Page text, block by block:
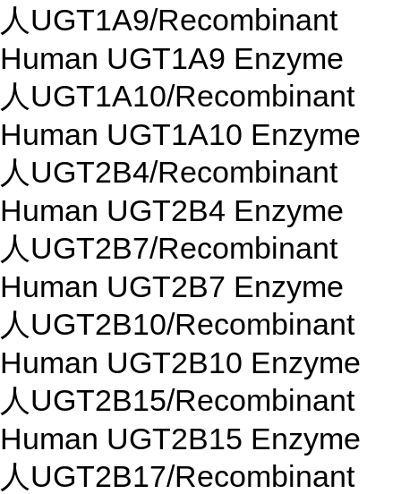
人UGT1A9/Recombinant
Human UGT1A9 Enzyme
人UGT1A10/Recombinant
Human UGT1A10 Enzyme
人UGT2B4/Recombinant
Human UGT2B4 Enzyme
人UGT2B7/Recombinant
Human UGT2B7 Enzyme
人UGT2B10/Recombinant
Human UGT2B10 Enzyme
人UGT2B15/Recombinant
Human UGT2B15 Enzyme
人UGT2B17/Recombinant